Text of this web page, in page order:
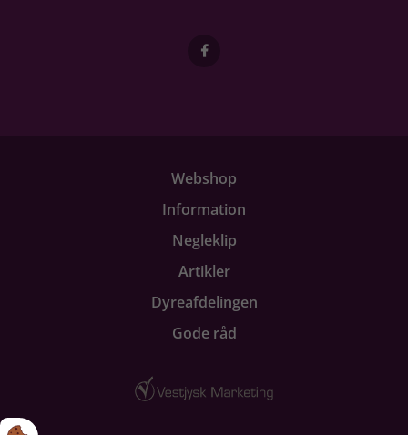
Webshop
Information
Negleklip
Artikler
Dyreafdelingen
Gode råd